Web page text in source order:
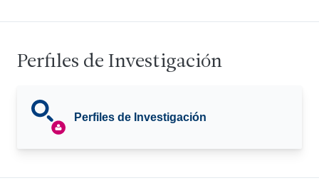
Perfiles de Investigación
Perfiles de Investigación